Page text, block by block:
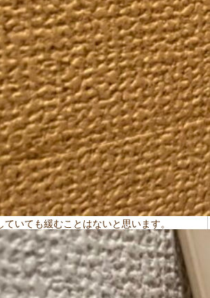
いても緩むことはないと思います。